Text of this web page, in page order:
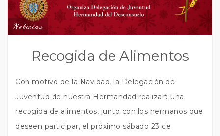
Noticias
Recogida de Alimentos
Con motivo de la Navidad, la Delegación de
Juventud de nuestra Hermandad realizará una
recogida de alimentos, junto con los hermanos que
deseen participar, el próximo sábado 23 de